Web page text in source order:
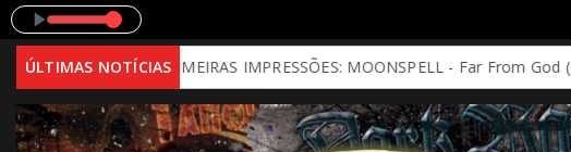
Tocando
ÚLTIMAS NOTÍCIAS
PRIMEIRAS IMPRESSÕES: MOONSPELL - Far From God (2026 - Valhall